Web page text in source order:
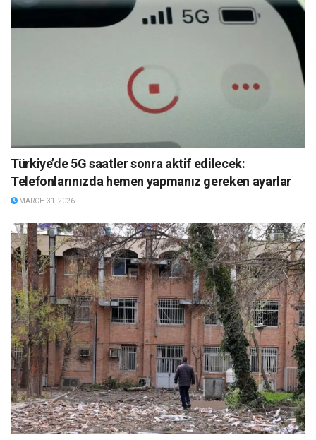
Türkiye’de 5G saatler sonra aktif edilecek:
Telefonlarınızda hemen yapmanız gereken ayarlar
MARCH 31, 2026